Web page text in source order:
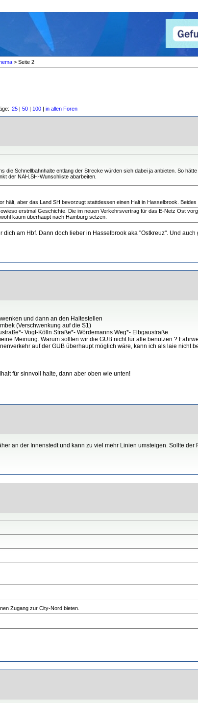
> Seite 2
25 | 50 | 100 | in allen Foren
Schnellbahnhalte entlang der Strecke würden sich dabei ja anbieten. So
der NAH.SH-Wunschliste abarbeiten.
hält, aber das Land SH bevorzugt stattdessen einen Halt in Hasselbrook. Beides
erstmal Geschichte. Die im neuen Verkehrsvertrag für das E-Netz Ost
kaum überhaupt nach Hamburg setzen.
am Hbf. Dann doch lieber in Hasselbrook aka "Ostkreuz". Und
und dann an den Haltestellen
(Verschwenkung auf die S1)
Vogt-Kölln Straße*- Wördemanns Weg*- Elbgaustraße.
Meinung. Warum sollten wir die GUB nicht für alle benutzen ?
auf der GUB überhaupt möglich wäre, kann ich als laie nicht
für sinnvoll halte, dann aber oben wie unten!
an der Innenstedt und kann zu viel mehr Linien umsteigen. Sollte
Zugang zur City-Nord bieten.